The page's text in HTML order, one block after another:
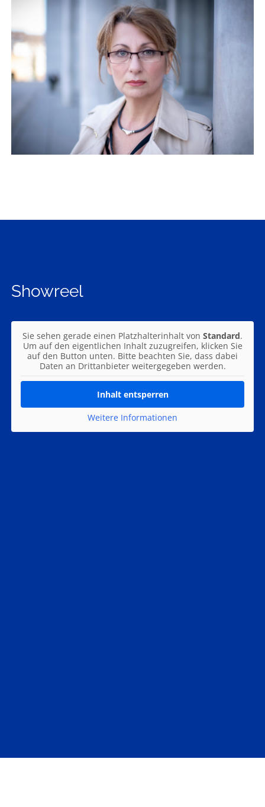
Showreel
Sie sehen gerade einen Platzhalterinhalt von Standard.
Um auf den eigentlichen Inhalt zuzugreifen, klicken Sie
auf den Button unten. Bitte beachten Sie, dass dabei
Daten an Drittanbieter weitergegeben werden.
Inhalt entsperren
Weitere Informationen